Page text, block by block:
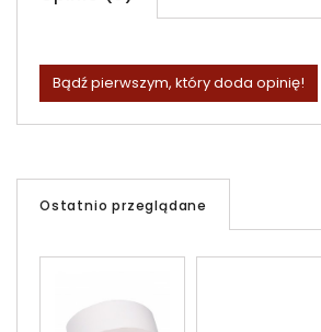
Bądź pierwszym, który doda opinię!
Ostatnio przeglądane